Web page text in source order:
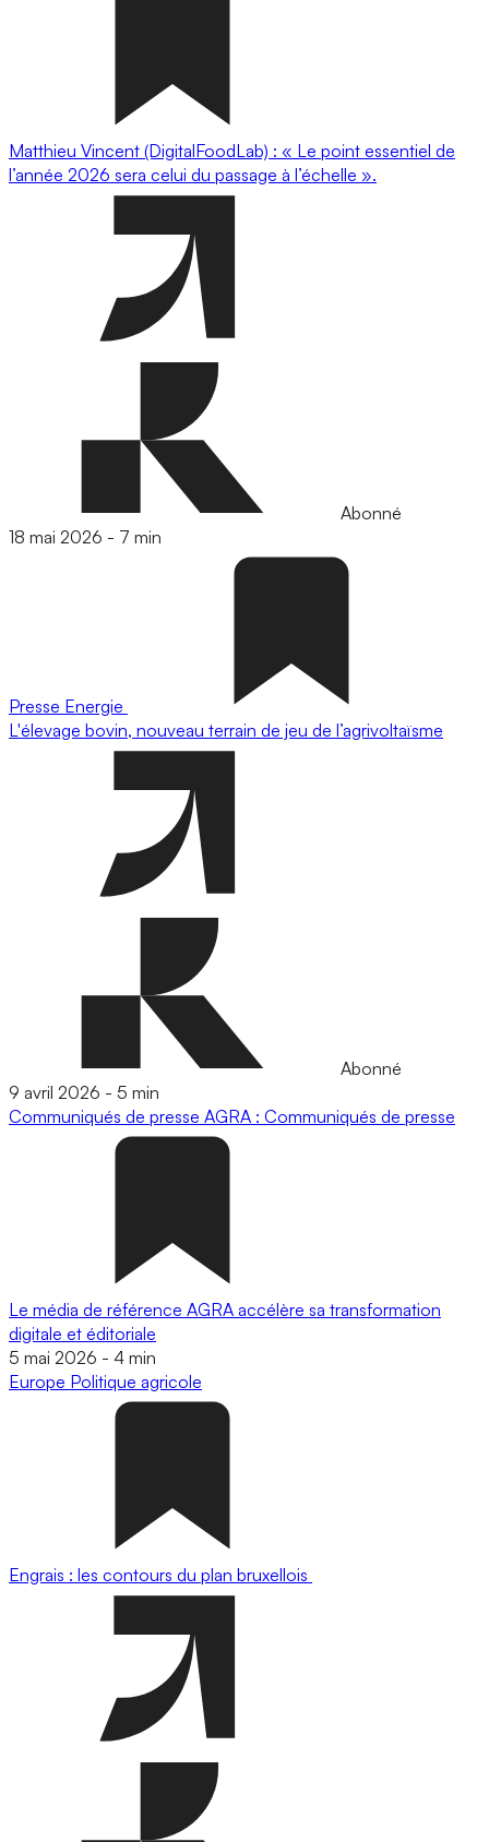
Matthieu Vincent (DigitalFoodLab) : « Le point essentiel de
l’année 2026 sera celui du passage à l’échelle ».
Abonné
18 mai 2026 - 7 min
Presse Energie
L'élevage bovin, nouveau terrain de jeu de l’agrivoltaïsme
Abonné
9 avril 2026 - 5 min
Communiqués de presse AGRA : Communiqués de presse
Le média de référence AGRA accélère sa transformation
digitale et éditoriale
5 mai 2026 - 4 min
Europe Politique agricole
Engrais : les contours du plan bruxellois